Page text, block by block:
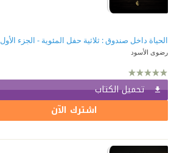
الحياة داخل صندوق : ثلاثية حفل المئوية - الجزء الأول
رضوى الأسود
تحميل الكتاب
اشترك الآن